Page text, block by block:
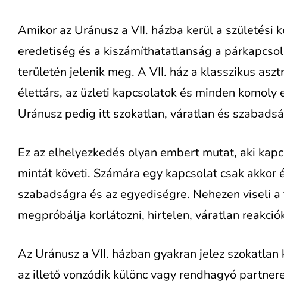
Amikor az Uránusz a VII. házba kerül a születési
eredetiség és a kiszámíthatatlanság a
területén jelenik meg. A VII. ház a klasszikus
élettárs, az üzleti kapcsolatok és minden komoly
Uránusz pedig itt szokatlan, váratlan és
Ez az elhelyezkedés olyan embert mutat, aki
mintát követi. Számára egy kapcsolat csak akkor
szabadságra és az egyediségre. Nehezen viseli
megpróbálja korlátozni, hirtelen, váratlan
Az Uránusz a VII. házban gyakran jelez
az illető vonzódik különc vagy rendhagyó